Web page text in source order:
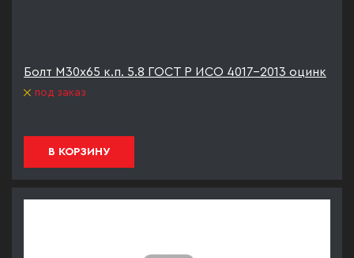
Болт М30х65 к.п. 5.8 ГОСТ Р ИСО 4017-2013 оцинк
под заказ
В КОРЗИНУ